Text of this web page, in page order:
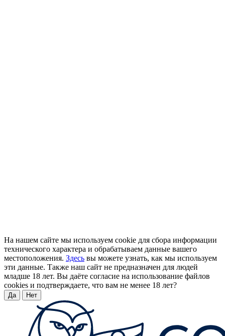
На нашем сайте мы используем cookie для сбора информации
технического характера и обрабатываем данные вашего
местоположения. Здесь вы можете узнать, как мы используем
эти данные. Также наш сайт не предназначен для людей
младше 18 лет. Вы даёте согласие на использование файлов
cookies и подтверждаете, что вам не менее 18 лет?
Да Нет